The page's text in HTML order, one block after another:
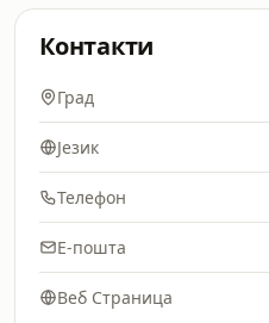
Контакти
Град
Језик
Телефон
Е-пошта
Веб Страница